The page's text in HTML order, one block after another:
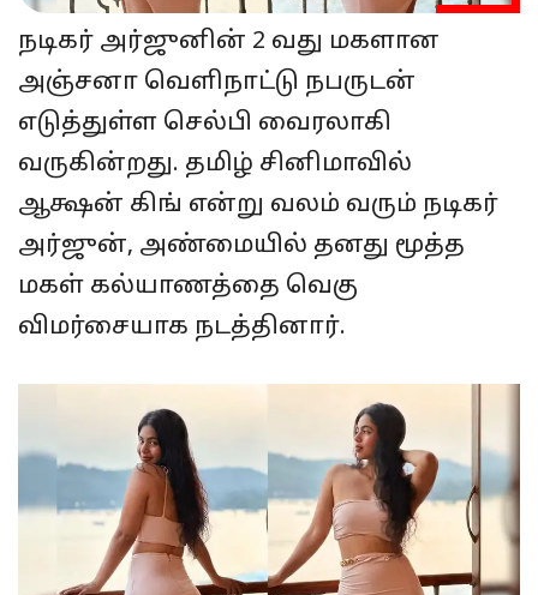
நடிகர் அர்ஜுனின் 2 வது மகளான
அஞ்சனா வெளிநாட்டு நபருடன்
எடுத்துள்ள செல்பி வைரலாகி
வருகின்றது. தமிழ் சினிமாவில்
ஆக்ஷன் கிங் என்று வலம் வரும் நடிகர்
அர்ஜுன், அண்மையில் தனது மூத்த
மகள் கல்யாணத்தை வெகு
விமர்சையாக நடத்தினார்.